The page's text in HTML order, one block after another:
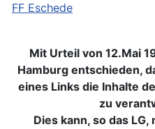
FF Eschede
Mit Urteil von 12.Mai
Hamburg entschieden,
eines Links die Inhalte
zu
Dies kann, so das